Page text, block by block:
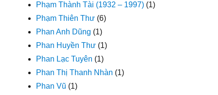
Phạm Thành Tài (1932 – 1997) (1)
Phạm Thiên Thư (6)
Phan Anh Dũng (1)
Phan Huyền Thư (1)
Phan Lạc Tuyên (1)
Phan Thị Thanh Nhàn (1)
Phan Vũ (1)